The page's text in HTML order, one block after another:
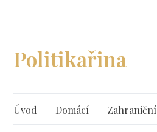
Politikařina
Úvod Domácí Zahraniční